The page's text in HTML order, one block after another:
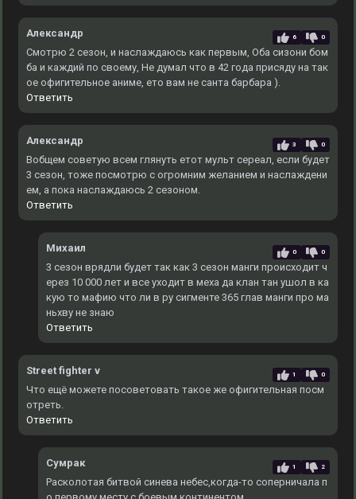
Александр 6 0
Смотрю 2 сезон, и наслаждаюсь как первым, Оба сизони бом
ба и каждий по своему, Не думал что в 42 года присяду на так
ое офигительное аниме, ето вам не санта барбара ).
Ответить
Александр 3 0
Вобщем советую всем глянуть етот мульт сереал, если будет
3 сезон, тоже посмотрю с огромним желанием и наслаждени
ем, а пока наслаждаюсь 2 сезоном.
Ответить
Михаил 0 0
3 сезон врядли будет так как 3 сезон манги происходит ч
ерез 10 000 лет и все уходит в меха да клан тан ушол в ка
кую то мафию что ли в ру сигменте 365 глав манги про ма
ньхву не знаю
Ответить
Street fighter v 1 0
Что ещё можете посоветовать такое же офигительная посм
отреть.
Ответить
Сумрак 1 2
Расколотая битвой синева небес,когда-то соперничала п